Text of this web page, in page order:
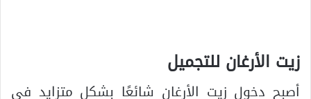
زيت الأرغان للتجميل
أصبح دخول زيت الأرغان شائعًا بشكل متزايد في